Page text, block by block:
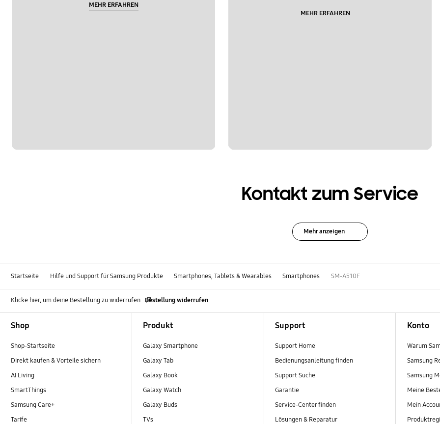
MEHR ERFAHREN
MEHR ERFAHREN
Kontakt zum Service
Mehr anzeigen
Startseite Hilfe und Support für Samsung Produkte Smartphones, Tablets & Wearables Smartphones SM-A510F
Klicke hier, um deine Bestellung zu widerrufen Bestellung widerrufen
Shop
Shop-Startseite
Direkt kaufen & Vorteile sichern
AI Living
SmartThings
Samsung Care+
Tarife
Produkt
Galaxy Smartphone
Galaxy Tab
Galaxy Book
Galaxy Watch
Galaxy Buds
TVs
Support
Support Home
Bedienungsanleitung finden
Support Suche
Garantie
Service-Center finden
Lösungen & Reparatur
Konto
Warum
Samsung
Samsung
Meine
Mein